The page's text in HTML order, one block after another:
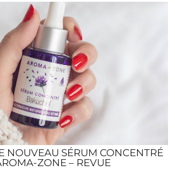
NOUVEAU SÉRUM CONCENTRÉ
ZONE – REVUE